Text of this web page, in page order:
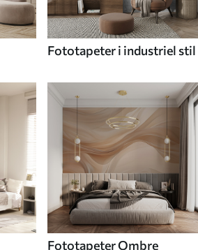
Fototapeter i industriel stil
Fototapeter Ombre